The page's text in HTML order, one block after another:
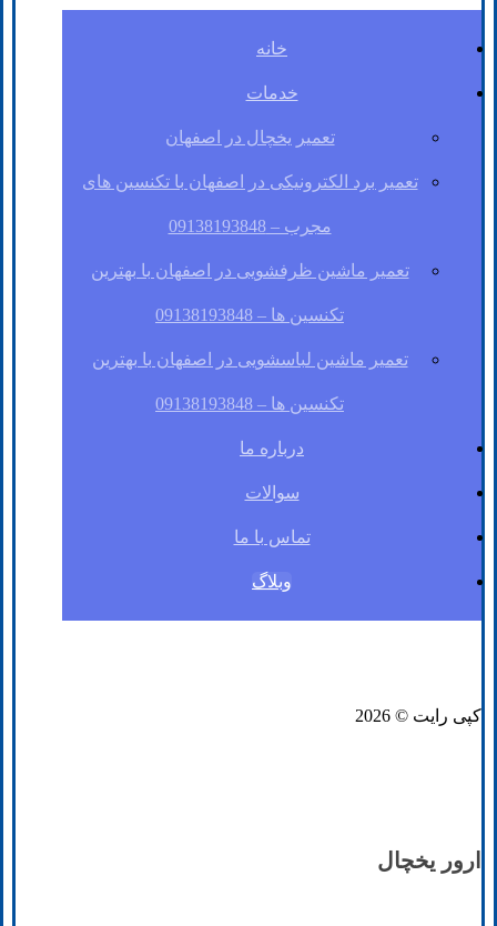
خانه
خدمات
تعمیر یخچال در اصفهان
تعمیر برد الکترونیکی در اصفهان با تکنسین های
مجرب – 09138193848
تعمیر ماشین ظرفشویی در اصفهان با بهترین
تکنسین ها – 09138193848
تعمیر ماشین لباسشویی در اصفهان با بهترین
تکنسین ها – 09138193848
درباره ما
سوالات
تماس با ما
وبلاگ
کپی رایت © 2026
ارور یخچال